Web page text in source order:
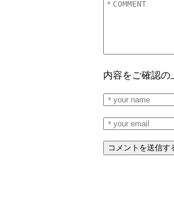
内容をご確認の